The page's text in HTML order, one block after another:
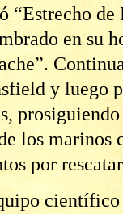
“Estrecho de
en su
y luego
los marinos
por
científico